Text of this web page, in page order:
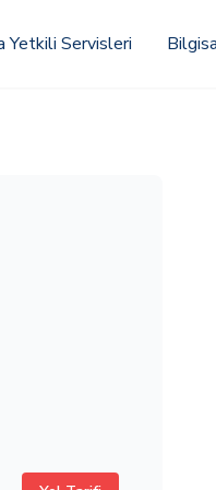
Yetkili Servisleri